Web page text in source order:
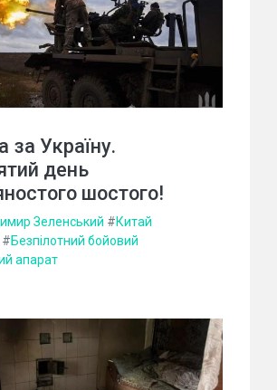
за Україну.
день
шостого!
Зеленський #Китай
#Безпілотний бойовий
апарат